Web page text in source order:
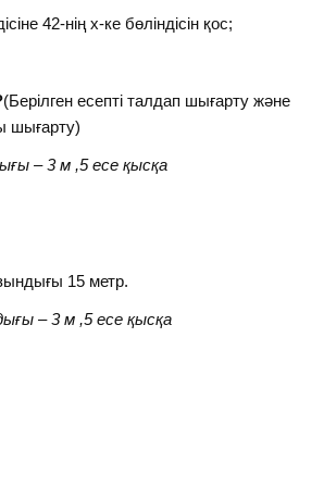
42-нің х-ке бөліндісін қос;
(Берілген есепті талдап шығарту және
шығарту)
– 3 м ,5 есе қысқа
15 метр.
– 3 м ,5 есе қысқа